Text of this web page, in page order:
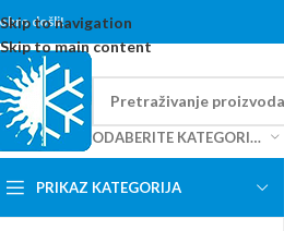
Skip to navigation
Skip to main content
došli!
ODABERITE KATEGORIJU
PRIKAZ KATEGORIJA